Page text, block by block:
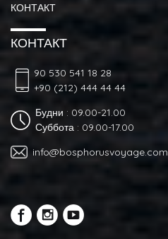
КОНТАКТ
КОНТАКТ
90 530 541 18 28
+90 (212) 444 44 44
Будни : 09.00-21.00
Суббота : 09.00-17.00
info@bosphorusvoyage.com